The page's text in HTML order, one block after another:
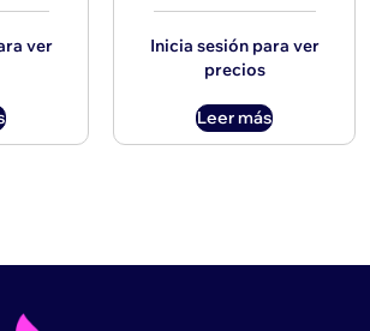
ver
Inicia sesión para ver
precios
Leer más